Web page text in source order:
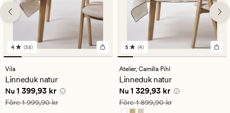
58
omdömen
med
ett
genomsnittligt
betyg
på
4
4 (58)
Vila
Linneduk natur
Nuvarande pris 1 399,93 kr
Nu 1 399,93 kr
Ordinarie pris 1 999,90 kr
Före1 999,90 kr
4
omdömen
med
ett
genomsnittligt
betyg
på
5
5 (4)
Atelier, Camilla Pihl
Linneduk natur
Nuvarande pris 1 329,93 kr
Nu 1 329,93 kr
Ordinarie pris 1 899,90 kr
Före1 899,90 kr